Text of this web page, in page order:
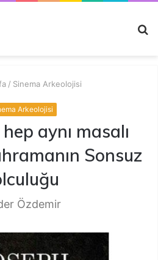
/ Sinema Arkeolojisi
Arkeolojisi
aynı masalı
Sonsuz
Özdemir